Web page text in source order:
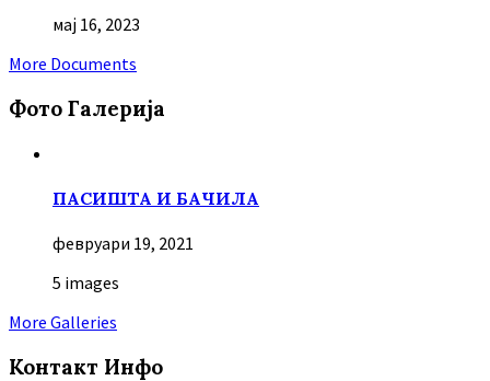
мај 16, 2023
More Documents
Фото Галерија
ПАСИШТА И БАЧИЛА
февруари 19, 2021
5 images
More Galleries
Контакт Инфо